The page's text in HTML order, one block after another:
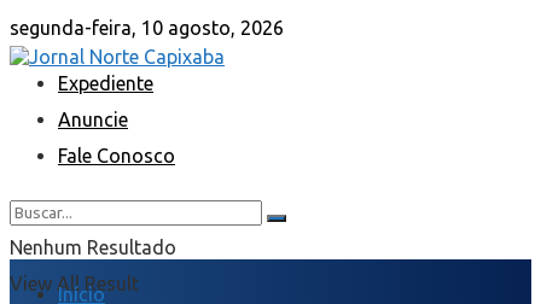
segunda-feira, 10 agosto, 2026
Expediente
Anuncie
Fale Conosco
Nenhum Resultado
View All Result
Início